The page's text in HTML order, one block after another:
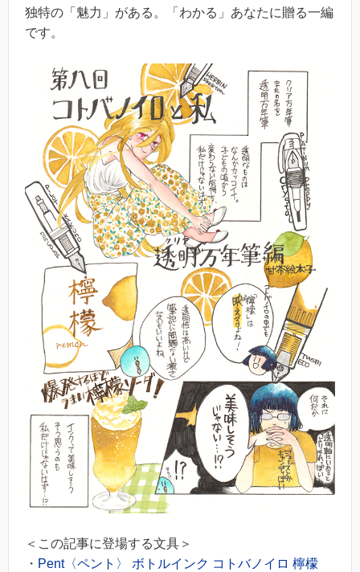
独特の「魅力」がある。「わかる」あなたに贈る一編
です。
＜この記事に登場する文具＞
・ Pent〈ペント〉 ボトルインク コトバノイロ 檸檬